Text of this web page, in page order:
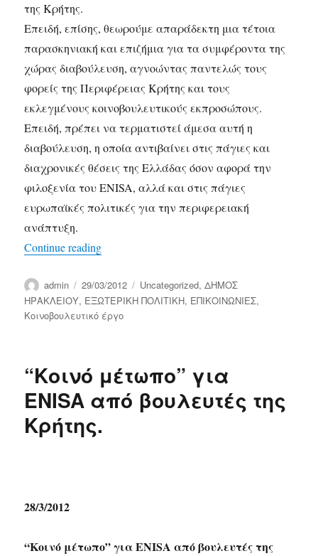
της Κρήτης.
Επειδή, επίσης, θεωρούμε απαράδεκτη μια τέτοια
παρασκηνιακή και επιζήμια για τα συμφέροντα της
χώρας διαβούλευση, αγνοώντας παντελώς τους
φορείς της Περιφέρειας Κρήτης και τους
εκλεγμένους κοινοβουλευτικούς εκπροσώπους.
Επειδή, πρέπει να τερματιστεί άμεσα αυτή η
διαβούλευση, η οποία αντιβαίνει στις πάγιες και
διαχρονικές θέσεις της Ελλάδας όσον αφορά την
φιλοξενία του ENISA, αλλά και στις πάγιες
ευρωπαϊκές πολιτικές για την περιφερειακή
ανάπτυξη.
Continue reading“Μεθοδεύσεις απομάκρυνσης της έδρας
Author
admin
Posted
on
29/03/2012 Categories
Uncategorized,ΔΗΜΟΣ
ΗΡΑΚΛΕΙΟΥ, ΕΞΩΤΕΡΙΚΗ ΠΟΛΙΤΙΚΗ, ΕΠΙΚΟΙΝΩΝΙΕΣ,
Κοινοβουλευτικό έργο
“Κοινό μέτωπο” για
ENISA από βουλευτές της
Κρήτης.
28/3/2012
“Κοινό μέτωπο” για ENISA από βουλευτές της